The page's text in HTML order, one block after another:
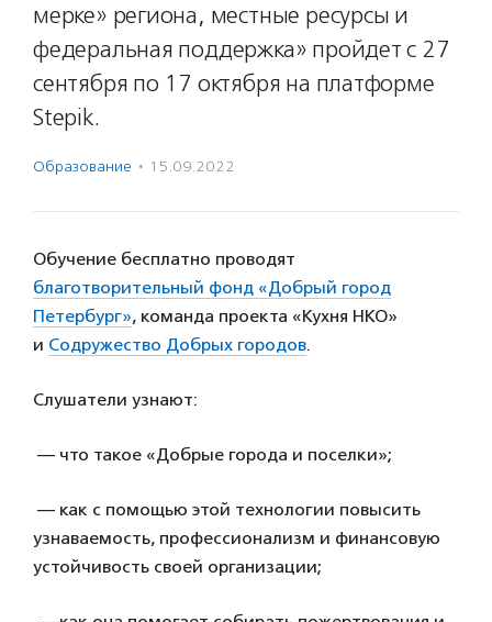
мерке» региона, местные ресурсы и
федеральная поддержка» пройдет с 27
сентября по 17 октября на платформе
Stepik.
Образование · 15.09.2022
Обучение бесплатно проводят
благотворительный фонд «Добрый город
Петербург», команда проекта «Кухня НКО»
и Содружество Добрых городов.
Слушатели узнают:
— что такое «Добрые города и поселки»;
— как с помощью этой технологии повысить
узнаваемость, профессионализм и финансовую
устойчивость своей организации;